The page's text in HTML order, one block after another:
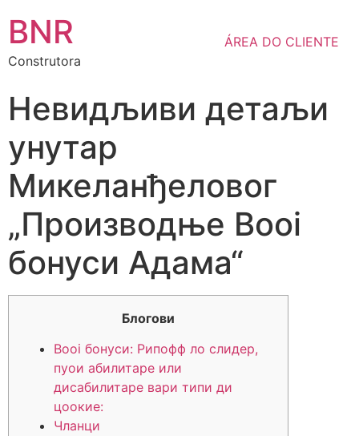
BNR
Construtora
ÁREA DO CLIENTE
Невидљиви детаљи
унутар
Микеланђеловог
„Производње Booi
бонуси Адама“
Блогови
Booi бонуси: Рипофф ло слидер,
пуои абилитаре или
дисабилитаре вари типи ди
цоокие:
Чланци